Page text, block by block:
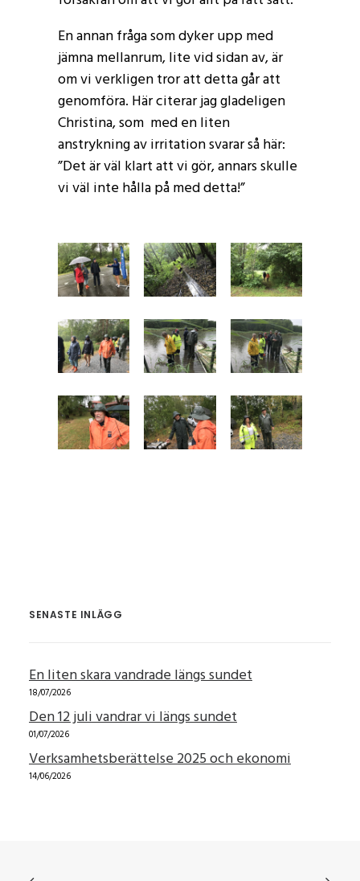
En annan fråga som dyker upp med
jämna mellanrum, lite vid sidan av, är
om vi verkligen tror att detta går att
genomföra. Här citerar jag gladeligen
Christina, som med en liten
anstrykning av irritation svarar så här:
”Det är väl klart att vi gör, annars skulle
vi väl inte hålla på med detta!”
SENASTE INLÄGG
En liten skara vandrade längs sundet
18/07/2026
Den 12 juli vandrar vi längs sundet
01/07/2026
Verksamhetsberättelse 2025 och ekonomi
14/06/2026